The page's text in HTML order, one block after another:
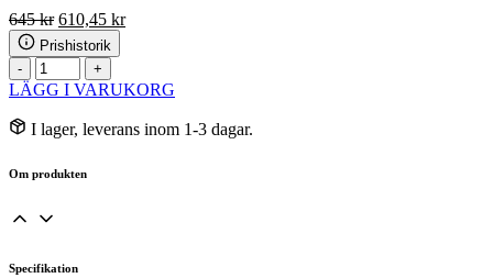
645kr Det
ursprungliga
priset
var:
645 kr.
610,45 krDet
610,45 kr.
Prishistorik
-
Ris
Arborio
mängd
+
LÄGG I VARUKORG
I lager, leverans inom 1-3 dagar.
Om produkten
Specifikation